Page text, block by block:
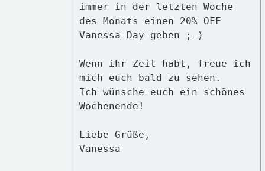
immer in der letzten Woche
des Monats einen 20% OFF
Vanessa Day geben ;-)
Wenn ihr Zeit habt, freue ich
mich euch bald zu sehen.
Ich wünsche euch ein schönes
Wochenende!
Liebe Grüße,
Vanessa